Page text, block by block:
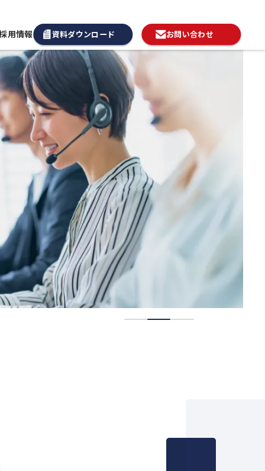
用情報 資料ダウンロード お問い合わせ